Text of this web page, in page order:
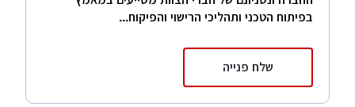
בפיתוח הטכני ותהליכי הרישוי והפיקוח...
שלח פנייה